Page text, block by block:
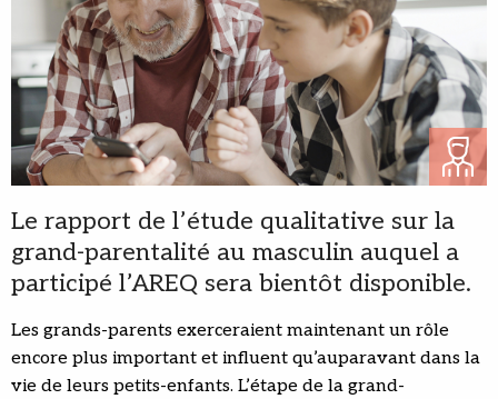
Le rapport de l’étude qualitative sur la
grand-parentalité au masculin auquel a
participé l’AREQ sera bientôt disponible.
Les grands-parents exerceraient maintenant un rôle
encore plus important et influent qu’auparavant dans la
vie de leurs petits-enfants. L’étape de la grand-